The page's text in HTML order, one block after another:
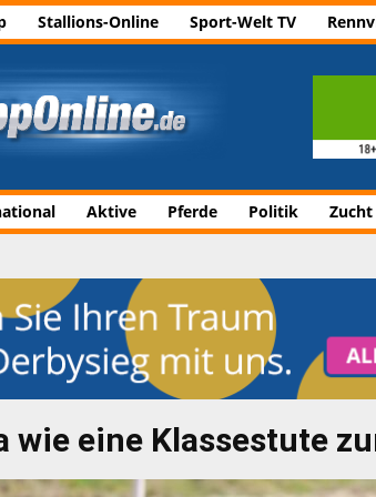
Stallions-Online Sport-Welt TV
Aktive Pferde Politik Zucht
wie eine Klassestute